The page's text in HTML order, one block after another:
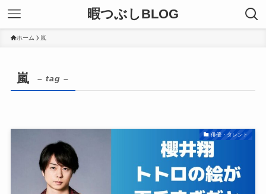
暇つぶしBLOG
ホーム 嵐
嵐 – tag –
俳優・タレント